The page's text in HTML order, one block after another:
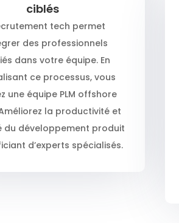
ciblés
tech permet
des professionnels
dans votre équipe. En
ce processus, vous
une équipe PLM offshore
la productivité et
du développement produit
d’experts spécialisés.